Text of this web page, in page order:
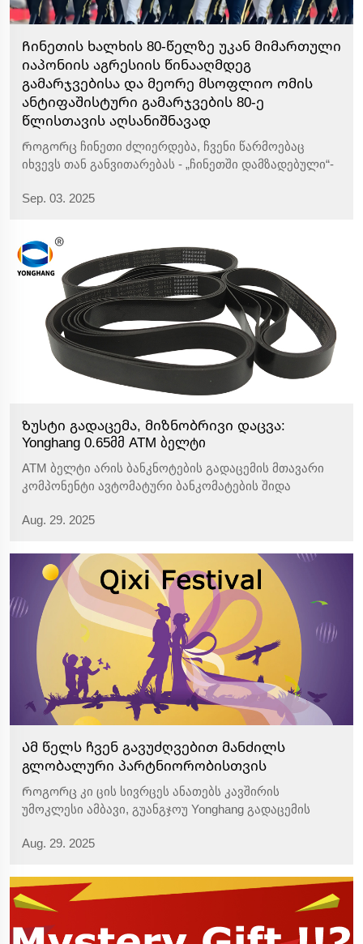
Ჩინეთის ხალხის 80-წელზე უკან მიმართული
იაპონიის აგრესიის წინააღმდეგ
გამარჯვებისა და მეორე მსოფლიო ომის
ანტიფაშისტური გამარჯვების 80-ე
წლისთავის აღსანიშნავად
Როგორც ჩინეთი ძლიერდება, ჩვენი წარმოებაც
იხვევს თან განვითარებას - „ჩინეთში დამზადებული“-
პარტნიორებს სთავაზობს სიახლეებს, ხარისხს და
Sep. 03. 2025
Ზუსტი გადაცემა, მიზნობრივი დაცვა:
Yonghang 0.65მმ ATM ბელტი
ATM ბელტი არის ბანკნოტების გადაცემის მთავარი
კომპონენტი ავტომატური ბანკომატების შიდა
გავლენას ახდენს მოწყობილობის სტაბილურ
სუპერ თხელი ზუსტობით: დაახლოებით 0...
Aug. 29. 2025
Ამ წელს ჩვენ გავუძღვებით მანძილს
გლობალური პარტნიორობისთვის
Როგორც კი ცის სივრცეს ანათებს კავშირის
უმოკლესი ამბავი, გუანგჯოუ Yonghang გადაცემის
უგზავნის ჩვენს სასურველ საერთაშორისო
როგორც მარხილის მე და ქარხის ქალი ხვდებიან
ერთმანეთს...
Aug. 29. 2025